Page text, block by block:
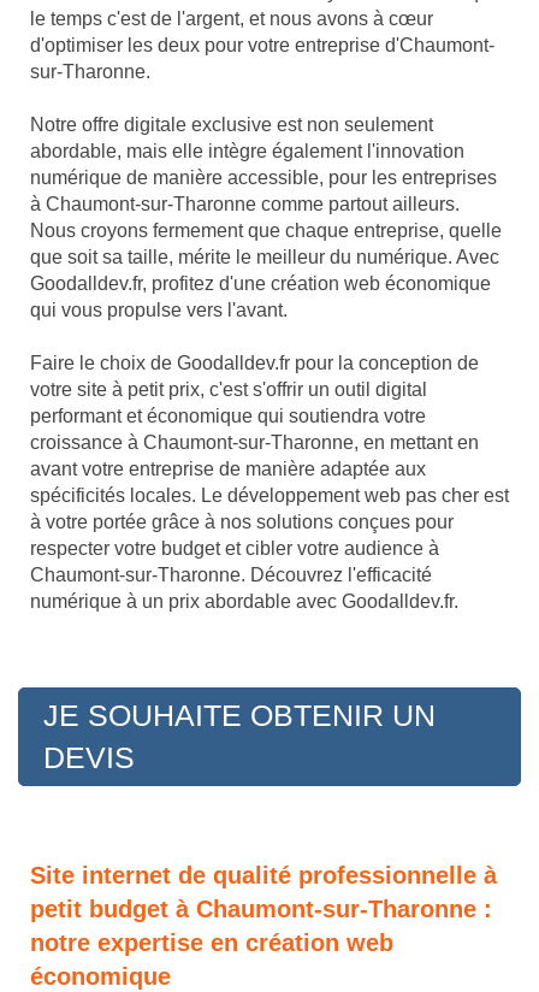
le temps c'est de l'argent, et nous avons à cœur
d'optimiser les deux pour votre entreprise d'Chaumont-
sur-Tharonne.
Notre offre digitale exclusive est non seulement
abordable, mais elle intègre également l'innovation
numérique de manière accessible, pour les entreprises
à Chaumont-sur-Tharonne comme partout ailleurs.
Nous croyons fermement que chaque entreprise, quelle
que soit sa taille, mérite le meilleur du numérique. Avec
Goodalldev.fr, profitez d'une création web économique
qui vous propulse vers l'avant.
Faire le choix de Goodalldev.fr pour la conception de
votre site à petit prix, c'est s'offrir un outil digital
performant et économique qui soutiendra votre
croissance à Chaumont-sur-Tharonne, en mettant en
avant votre entreprise de manière adaptée aux
spécificités locales. Le développement web pas cher est
à votre portée grâce à nos solutions conçues pour
respecter votre budget et cibler votre audience à
Chaumont-sur-Tharonne. Découvrez l'efficacité
numérique à un prix abordable avec Goodalldev.fr.
JE SOUHAITE OBTENIR UN
DEVIS
Site internet de qualité professionnelle à
petit budget à Chaumont-sur-Tharonne :
notre expertise en création web
économique